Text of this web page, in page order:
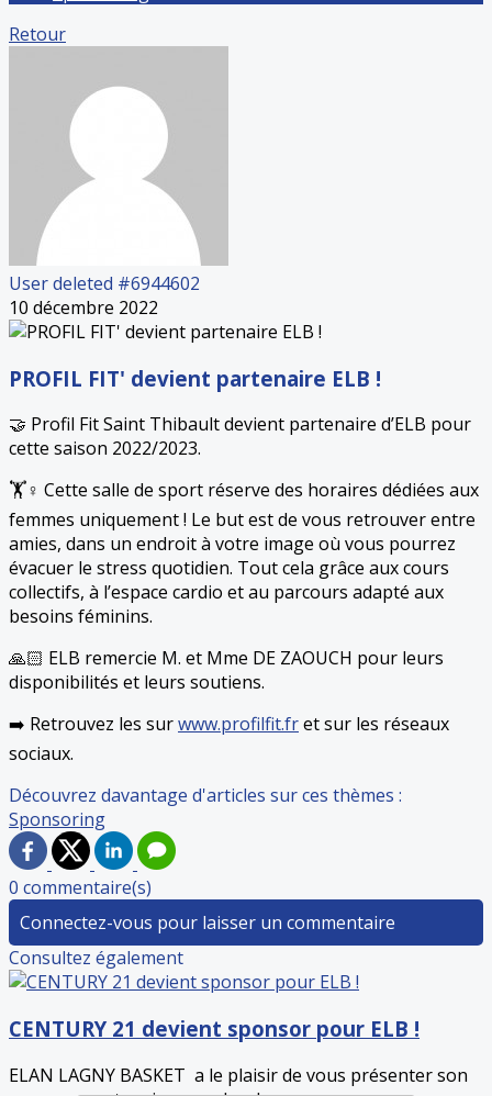
Retour
User deleted #6944602
10 décembre 2022
PROFIL FIT' devient partenaire ELB !
🤝 Profil Fit Saint Thibault devient partenaire d’ELB pour
cette saison 2022/2023.
🏋️♀️ Cette salle de sport réserve des horaires dédiées aux
femmes uniquement ! Le but est de vous retrouver entre
amies, dans un endroit à votre image où vous pourrez
évacuer le stress quotidien. Tout cela grâce aux cours
collectifs, à l’espace cardio et au parcours adapté aux
besoins féminins.
🙏🏻 ELB remercie M. et Mme DE ZAOUCH pour leurs
disponibilités et leurs soutiens.
➡️ Retrouvez les surwww.profilfit.fret sur les réseaux
sociaux.
Découvrez davantage d'articles sur ces thèmes :
Sponsoring
0 commentaire(s)
Connectez-vous pour laisser un commentaire
Consultez également
CENTURY 21 devient sponsor pour ELB !
ELAN LAGNY BASKET a le plaisir de vous présenter son